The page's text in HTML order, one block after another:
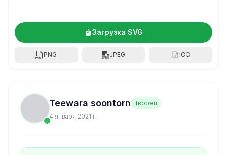
Загрузка SVG
PNG JPEG ICO
Teewara soontorn Творец
4 января 2021 г.